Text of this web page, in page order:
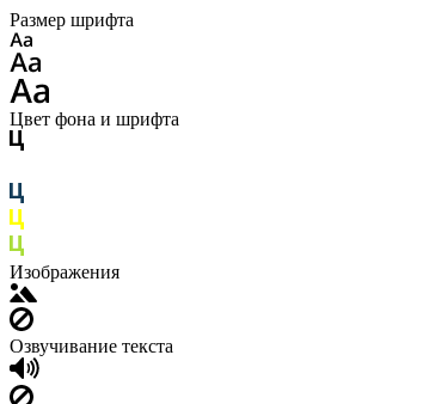
Размер шрифта
Цвет фона и шрифта
Изображения
Озвучивание текста